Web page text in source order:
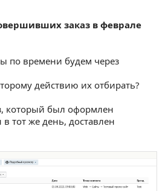
заказ в феврале
по времени будем через
действию их отбирать?
который был оформлен
тот же день, доставлен